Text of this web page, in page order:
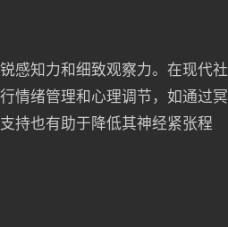
感知力和细致观察力。在现代社
情绪管理和心理调节，如通过冥
持也有助于降低其神经紧张程